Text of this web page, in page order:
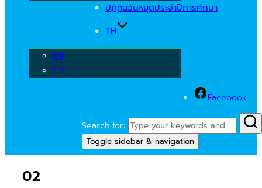
ปฏิทินวันหยุดประจำปีการศึกษา
TH
EN
CN
Facebook
Search for:
Toggle sidebar & navigation
02